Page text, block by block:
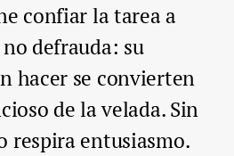
confiar la tarea a
defrauda: su
hacer se convierten
de la velada. Sin
respira entusiasmo.